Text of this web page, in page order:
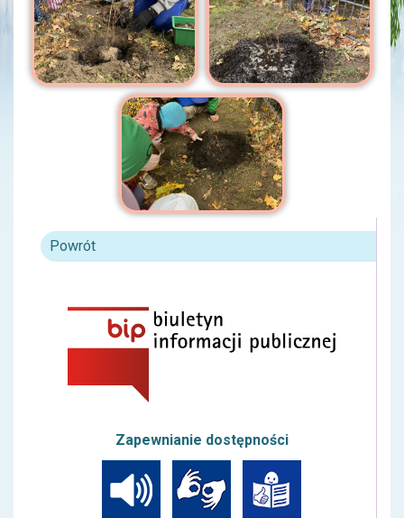
Powrót
Zapewnianie dostępności